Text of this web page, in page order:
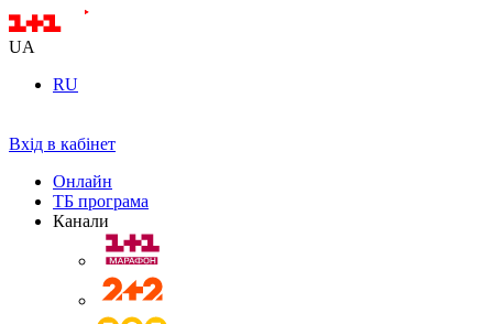
UA
RU
Вхід в кабінет
Онлайн
ТБ програма
Канали